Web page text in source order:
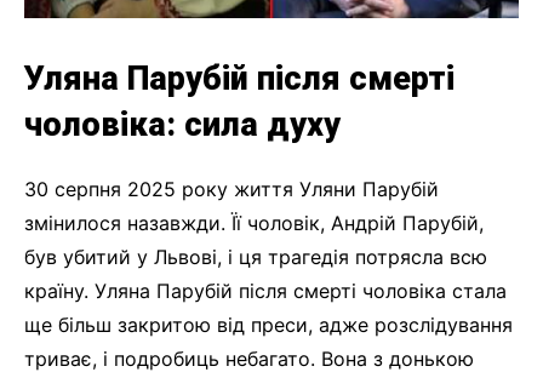
Уляна Парубій після смерті
чоловіка: сила духу
30 серпня 2025 року життя Уляни Парубій
змінилося назавжди. Її чоловік, Андрій Парубій,
був убитий у Львові, і ця трагедія потрясла всю
країну. Уляна Парубій після смерті чоловіка стала
ще більш закритою від преси, адже розслідування
триває, і подробиць небагато. Вона з донькою